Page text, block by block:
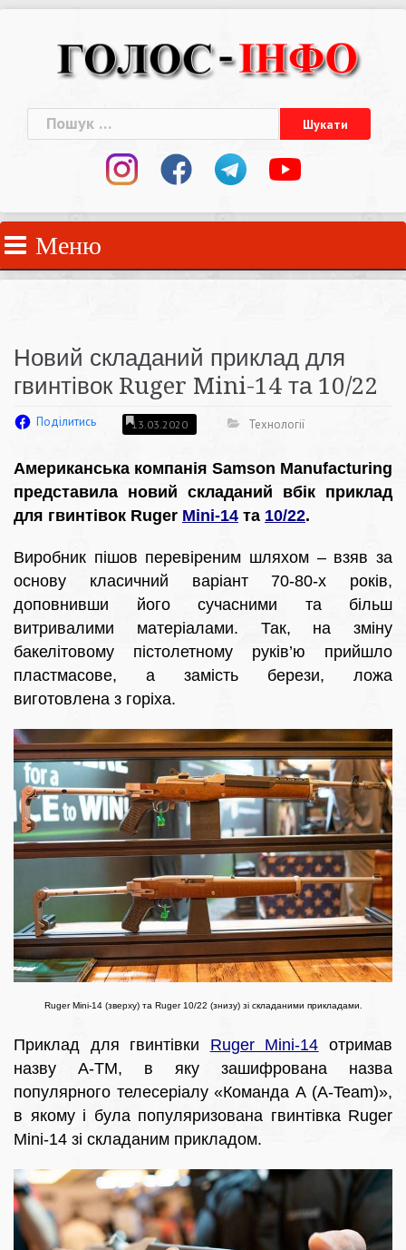
Пошук:
Меню
Новий складаний приклад для
гвинтівок Ruger Mini-14 та 10/22
Поділитись 13.03.2020 Технології
Американська компанія Samson Manufacturing
представила новий складаний вбік приклад
для гвинтівок Ruger Mini-14 та 10/22.
Виробник пішов перевіреним шляхом – взяв за
основу класичний варіант 70-80-х років,
доповнивши його сучасними та більш
витривалими матеріалами. Так, на зміну
бакелітовому пістолетному руків’ю прийшло
пластмасове, а замість берези, ложа
виготовлена з горіха.
Ruger Mini-14 (зверху) та Ruger 10/22 (знизу) зі складаними прикладами.
Приклад для гвинтівки Ruger Mini-14 отримав
назву A-TM, в яку зашифрована назва
популярного телесеріалу «Команда А (A-Team)»,
в якому і була популяризована гвинтівка Ruger
Mini-14 зі складаним прикладом.